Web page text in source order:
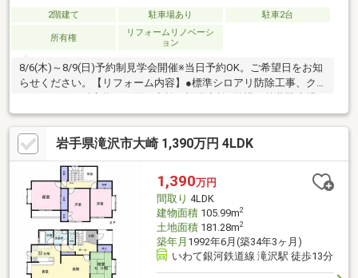
2階建て 駐車場あり 駐車2台
所有権
リフォームリノベーシ
ョン
8/6(木)～8/9(日)予約制見学会開催※当日予約OK。ご希望日をお知
らせください。【リフォーム内容】●標準シロアリ防除工事、ク
拡張、植栽剪定●水回りシステムキッチン交換、ユニットバス交
換、トイレ交換、洗面化粧台交換●内装クロス張替え、全室洋室
【おすすめポイント】・本物件は条件により住宅ローン減税が適
用されます。・雨漏り、構造上主要な部分の欠陥や・腐食、給排
水管の故障や漏水についてお引渡しより２年間保証・シロアリ防
除工事施工後5年間保証・お客様に合わせたローンの組
岩手県滝沢市大崎 1,390万円 4LDK
1,390万円
間取り 4LDK
建物面積105.99m2
土地面積181.28m2
築年月 1992年6月(築34年3ヶ月)
いわて銀河鉄道線 滝沢駅 徒歩13分